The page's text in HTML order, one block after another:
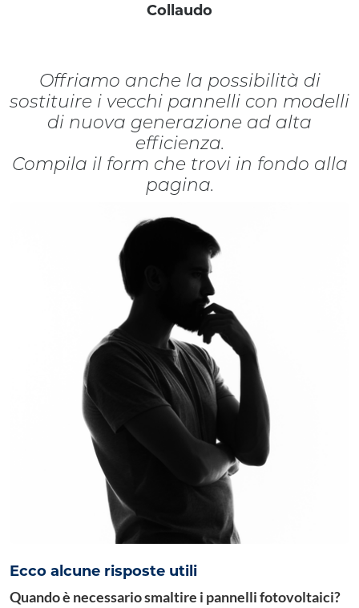
Collaudo
Offriamo anche la possibilità di
sostituire i vecchi pannelli con modelli
di nuova generazione ad alta
efficienza.
Compila il form che trovi in fondo alla
pagina.
Ecco alcune risposte utili
Quando è necessario smaltire i pannelli fotovoltaici?